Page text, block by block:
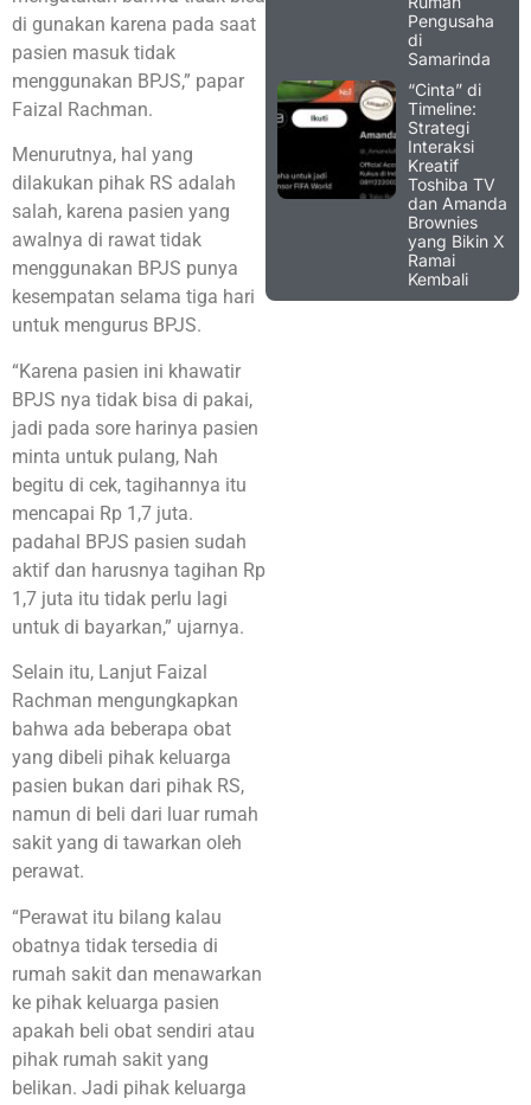
di gunakan karena pada saat
pasien masuk tidak
menggunakan BPJS,” papar
Faizal Rachman.
Menurutnya, hal yang
dilakukan pihak RS adalah
salah, karena pasien yang
awalnya di rawat tidak
menggunakan BPJS punya
kesempatan selama tiga hari
untuk mengurus BPJS.
“Karena pasien ini khawatir
BPJS nya tidak bisa di pakai,
jadi pada sore harinya pasien
minta untuk pulang, Nah
begitu di cek, tagihannya itu
mencapai Rp 1,7 juta.
padahal BPJS pasien sudah
aktif dan harusnya tagihan Rp
1,7 juta itu tidak perlu lagi
untuk di bayarkan,” ujarnya.
Selain itu, Lanjut Faizal
Rachman mengungkapkan
bahwa ada beberapa obat
yang dibeli pihak keluarga
pasien bukan dari pihak RS,
namun di beli dari luar rumah
sakit yang di tawarkan oleh
perawat.
“Perawat itu bilang kalau
obatnya tidak tersedia di
rumah sakit dan menawarkan
ke pihak keluarga pasien
apakah beli obat sendiri atau
pihak rumah sakit yang
belikan. Jadi pihak keluarga
Pengusaha
di
Samarinda
“Cinta” di
Timeline:
Strategi
Interaksi
Kreatif
Toshiba TV
dan Amanda
Brownies
yang Bikin X
Ramai
Kembali